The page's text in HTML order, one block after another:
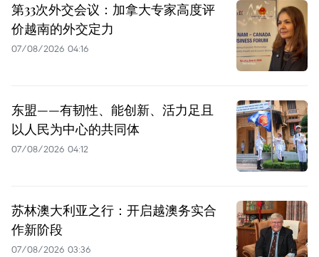
第33次外交会议：加拿大专家高度评
价越南的外交定力
07/08/2026 04:16
东盟——有韧性、能创新、活力足且
以人民为中心的共同体
07/08/2026 04:12
苏林澳大利亚之行：开启越澳务实合
作新阶段
07/08/2026 03:36